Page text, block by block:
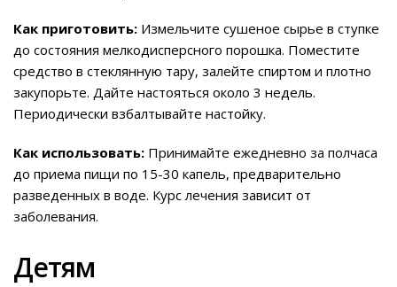
Как приготовить: Измельчите сушеное сырье в ступке
до состояния мелкодисперсного порошка. Поместите
средство в стеклянную тару, залейте спиртом и плотно
закупорьте. Дайте настояться около 3 недель.
Периодически взбалтывайте настойку.
Как использовать: Принимайте ежедневно за полчаса
до приема пищи по 15-30 капель, предварительно
разведенных в воде. Курс лечения зависит от
заболевания.
Детям